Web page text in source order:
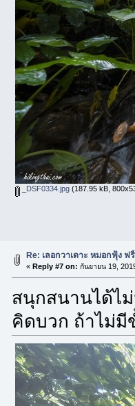
_DSF0334.jpg(187.95 kB,
Re: เลอกวาเดาะ หมอกฟุ้ง
« Reply #7 on: กันยายน 19,
สนุกสนานได้ไ
คิดบวก ถ้าไม่มี